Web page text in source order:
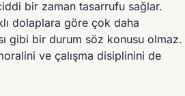
bir zaman tasarrufu sağlar.
dolaplara göre çok daha
gibi bir durum söz konusu olmaz.
ve çalışma disiplinini de